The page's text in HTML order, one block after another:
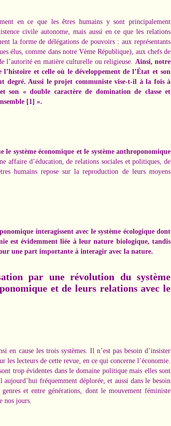
en ce que les êtres humains y sont principalement
civile autonome, mais aussi en ce que les relations
la forme de délégations de pouvoirs : aux représentants
élus, comme dans notre Vème République), aux chefs de
l’autorité en matière culturelle ou religieuse. Ainsi, notre
et celle où le développement de l’État et son
degré. Aussi le projet communiste vise-t-il à la fois à
son « double caractère de domination de classe et
[1] ».
système économique et le système anthroponomique
affaire d’éducation, de relations sociales et politiques, de
humains repose sur la reproduction de leurs moyens
interagissent avec le système écologique dont
est évidemment liée à leur nature biologique, tandis
une part importante à interagir avec la nature.
par une révolution du système
et de leurs relations avec le
en cause les trois systèmes. Il n’est pas besoin d’insister
lecteurs de cette revue, en ce qui concerne l’économie.
trop évidentes dans le domaine politique mais elles sont
fréquemment déplorée, et aussi dans le besoin
et entre générations, dont le mouvement féministe
nos jours.